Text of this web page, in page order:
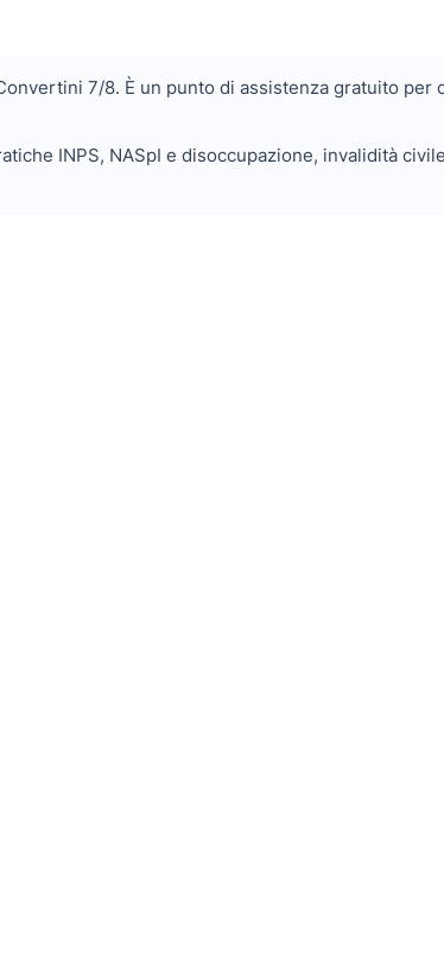
7/8. È un punto di assistenza gratuito
INPS, NASpI e disoccupazione, invalidità